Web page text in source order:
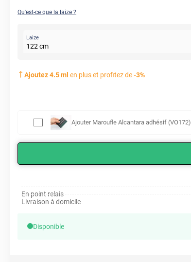
Qu'est-ce que la laize ?
Laize
122cm
Ajoutez4.5ml en plus et profitez de-3%
Ajouter Maroufle Alcantara adhésif (VO172)
En point relais
Livraison à domicile
Disponible